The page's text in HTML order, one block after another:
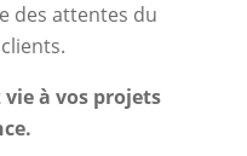
des attentes du
à vos projets